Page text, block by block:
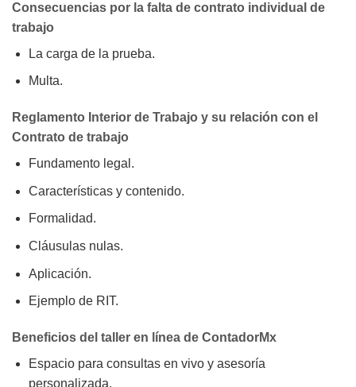
Consecuencias por la falta de contrato individual de
trabajo
La carga de la prueba.
Multa.
Reglamento Interior de Trabajo y su relación con el
Contrato de trabajo
Fundamento legal.
Características y contenido.
Formalidad.
Cláusulas nulas.
Aplicación.
Ejemplo de RIT.
Beneficios del taller en línea de ContadorMx
Espacio para consultas en vivo y asesoría
personalizada.